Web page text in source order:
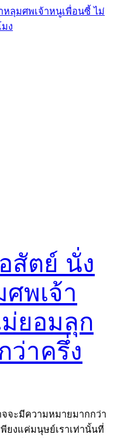
สัตย์ นั่ง
พเจ้า
ยอมลุก
ว่าครึ่ง
จะมีความหมายมากกว่า
ยงแค่มนุษย์เราเท่านั้นที่